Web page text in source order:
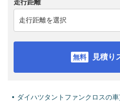
走行距離
見積り
ダイハツタントファンクロスの